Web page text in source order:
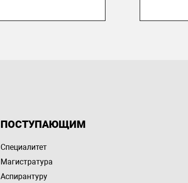
ПОСТУПАЮЩИМ
Специалитет
Магистратура
Аспирантуру